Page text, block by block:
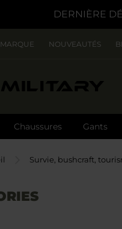
DERNIÈRE
NOUVEAUTÉS
Chaussures Gants
Survie, bushcraft,